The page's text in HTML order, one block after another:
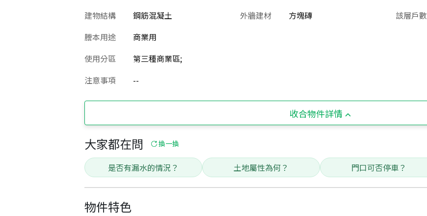
建物結構 鋼筋混凝土 外牆建材 方塊磚 該層戶數
謄本用途
商業用
使用分區
第三種商業區;
注意事項
--
收合物件詳情
大家都在問 換一換
是否有漏水的情況？ 土地屬性為何？ 門口可否停車？
物件特色